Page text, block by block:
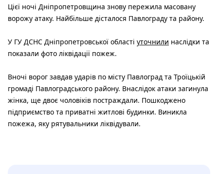
Цієї ночі Дніпропетровщина знову пережила масовану
ворожу атаку. Найбільше дісталося Павлограду та району.
У ГУ ДСНС Дніпропетровської області уточнили наслідки та
показали фото ліквідації пожеж.
Вночі ворог завдав ударів по місту Павлоград та Троїцькій
громаді Павлоградського району. Внаслідок атаки загинула
жінка, ще двоє чоловіків постраждали. Пошкоджено
підприємство та приватні житлові будинки. Виникла
пожежа, яку рятувальники ліквідували.